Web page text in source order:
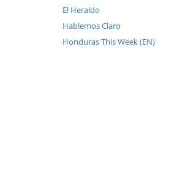
El Heraldo
Hablemos Claro
Honduras This Week (EN)